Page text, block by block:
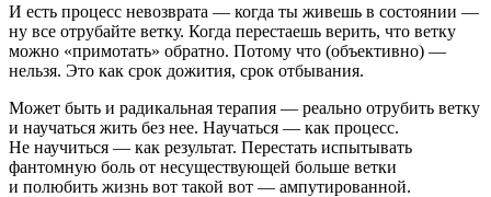
И есть процесс невозврата — когда ты живешь в состоянии —
ну все отрубайте ветку. Когда перестаешь верить, что ветку
можно «примотать» обратно. Потому что (объективно) —
нельзя. Это как срок дожития, срок отбывания.
Может быть и радикальная терапия — реально отрубить ветку
и научаться жить без нее. Научаться — как процесс.
Не научиться — как результат. Перестать испытывать
фантомную боль от несуществующей больше ветки
и полюбить жизнь вот такой вот — ампутированной.